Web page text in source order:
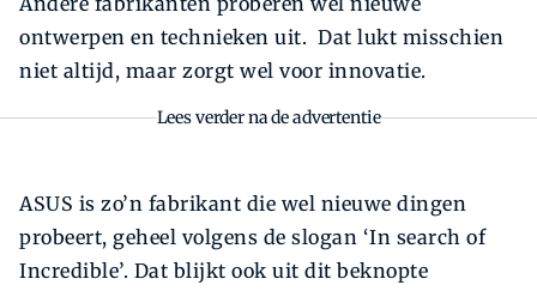
ontwerpen en technieken uit. Dat lukt misschien
niet altijd, maar zorgt wel voor innovatie.
Lees verder na de advertentie
ASUS is zo’n fabrikant die wel nieuwe dingen
probeert, geheel volgens de slogan ‘In search of
Incredible’. Dat blijkt ook uit dit beknopte